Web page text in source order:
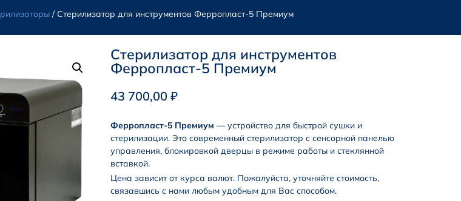
/ Стерилизатор для инструментов Ферропласт-5 Премиум
Стерилизатор для инструментов
Ферропласт-5 Премиум
43 700,00 ₽
Ферропласт-5 Премиум — устройство для быстрой сушки и
стерилизации. Это современный стерилизатор с сенсорной панелью
управления, блокировкой дверцы в режиме работы и стеклянной
вставкой.
Цена зависит от курса валют. Пожалуйста, уточняйте стоимость,
связавшись с нами любым удобным для Вас способом.